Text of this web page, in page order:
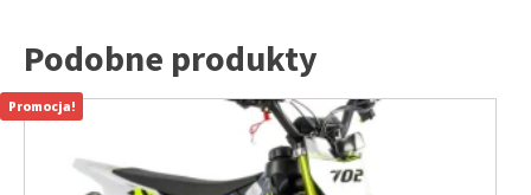
Podobne produkty
Promocja!